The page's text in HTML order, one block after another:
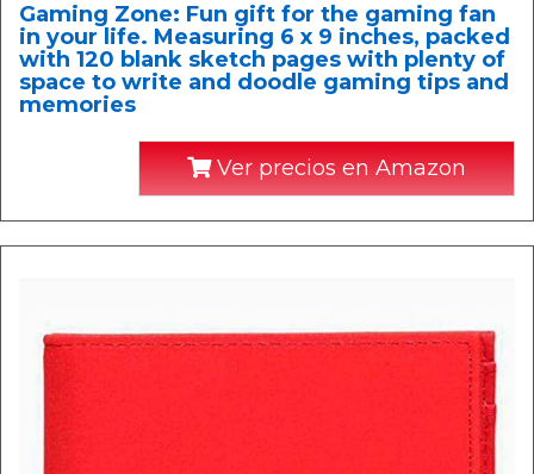
Gaming Zone: Fun gift for the gaming fan
in your life. Measuring 6 x 9 inches, packed
with 120 blank sketch pages with plenty of
space to write and doodle gaming tips and
memories
Ver precios en Amazon